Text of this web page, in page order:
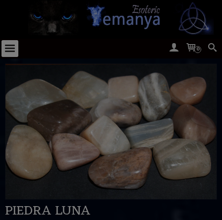
0
PIEDRA LUNA